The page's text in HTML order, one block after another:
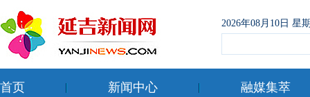
2026年08月10日 星
首页 新闻中心 融媒集萃